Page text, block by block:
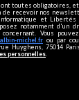
toutes obligatoires,
de recevoir nos
et
notamment d'un
concernant. Vous
michel.fr ou par
Huyghens, 75014
personnelles